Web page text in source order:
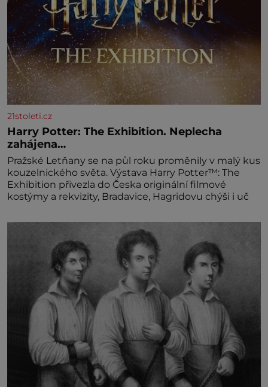
21stoleti.cz
Harry Potter: The Exhibition. Neplecha
zahájena…
Pražské Letňany se na půl roku proměnily v malý kus
kouzelnického světa. Výstava Harry Potter™: The
Exhibition přivezla do Česka originální filmové
kostýmy a rekvizity, Bradavice, Hagridovu chýši i uč